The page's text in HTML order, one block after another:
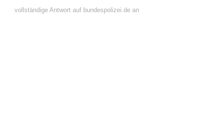
vollständige Antwort auf bundespolizei.de an